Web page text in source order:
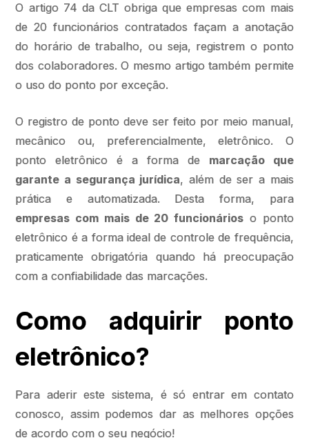
O artigo 74 da CLT obriga que empresas com mais
de 20 funcionários contratados façam a anotação
do horário de trabalho, ou seja, registrem o ponto
dos colaboradores. O mesmo artigo também permite
o uso do ponto por exceção.
O registro de ponto deve ser feito por meio manual,
mecânico ou, preferencialmente, eletrônico. O
ponto eletrônico é a forma de marcação que
garante a segurança jurídica, além de ser a mais
prática e automatizada. Desta forma, para
empresas com mais de 20 funcionários o ponto
eletrônico é a forma ideal de controle de frequência,
praticamente obrigatória quando há preocupação
com a confiabilidade das marcações.
Como adquirir ponto
eletrônico?
Para aderir este sistema, é só entrar em contato
conosco, assim podemos dar as melhores opções
de acordo com o seu negócio!